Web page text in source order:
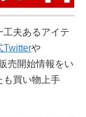
工夫あるアイテ
Twitterや
売開始情報をい
買い物上手